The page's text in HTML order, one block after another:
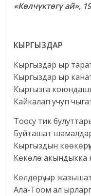
«Көлчүктөгү ай»,
КЫРГЫЗДАР
Кыргыздар ыр
Кыргыздар ыр
Кыргызга
Кайкалап учуп
Тоосу тик
Буйташат
Кыргыздын
Көкөлө акындыкка
Көлдөрү ыр
Ала-Тоом ал